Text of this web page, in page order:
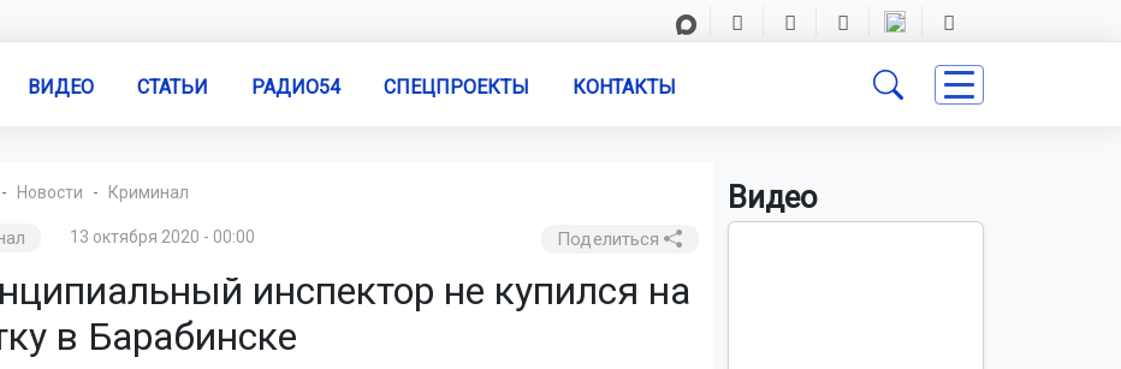
ВИДЕО СТАТЬИ РАДИО54 СПЕЦПРОЕКТЫ КОНТАКТЫ
Новости Криминал
13 октября 2020 - 00:00 Поделиться
инспектор не купился на
в Барабинске
Видео